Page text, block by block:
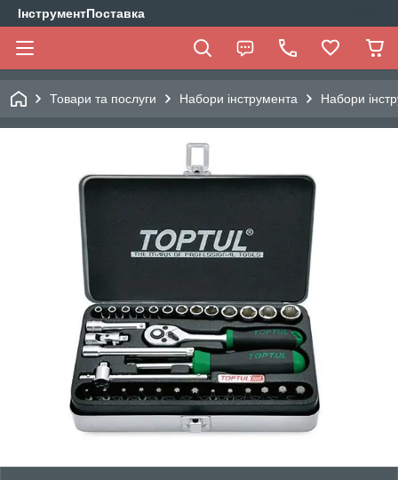
ІнструментПоставка
Товари та послуги Набори інструмента Набори